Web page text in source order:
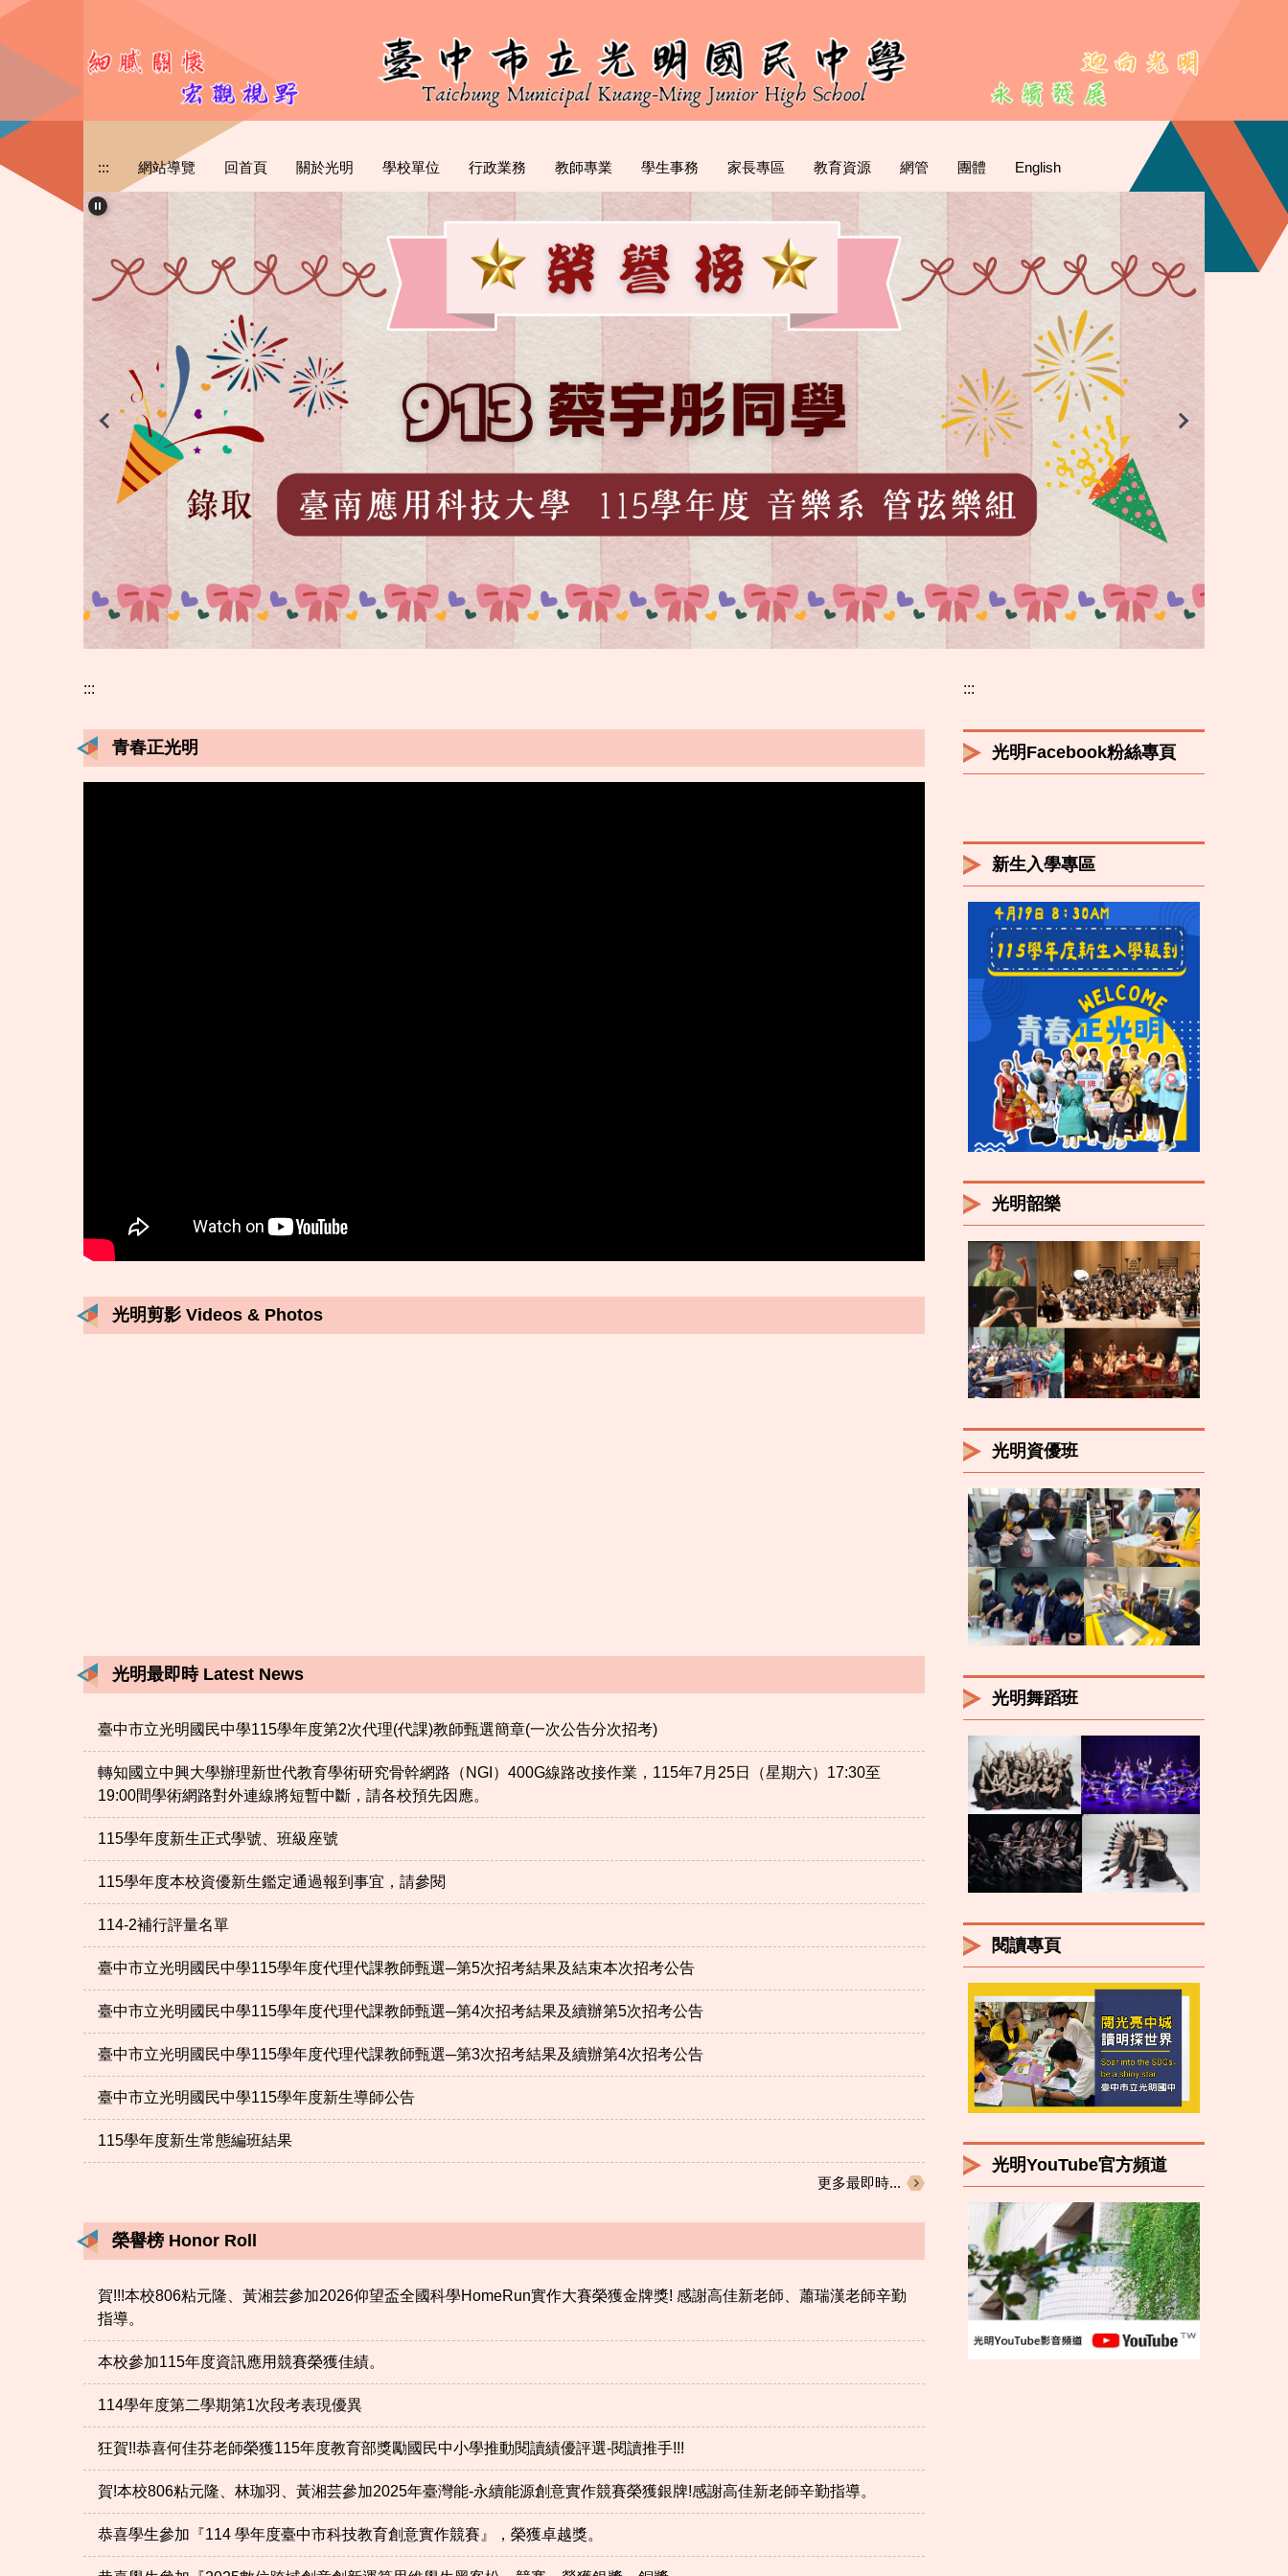
跳
主
容
:::
網站導覽 回首頁 關於光明 學校單位 行政業務 教師專業 學生事務 家長專區 教育資源 網管 團體 English
913蔡同學錄取國立臺
:::
青春正光明
光明剪影 Videos & Photos
光明最即時 Latest News
臺中市立光明國民中學115學年度第2次代理(代課)教師甄選簡章(一次公告分次招考)
轉知國立中興大學辦理新世代教育學術研究骨幹網路（NGI）400G線路改接作業，115年7月25日（星期六）17:30至
19:00間學術網路對外連線將短暫中斷，請各校預先因應。
115學年度新生正式學號、班級座號
115學年度本校資優新生鑑定通過報到事宜，請參閱
114-2補行評量名單
臺中市立光明國民中學115學年度代理代課教師甄選─第5次招考結果及結束本次招考公告
臺中市立光明國民中學115學年度代理代課教師甄選─第4次招考結果及續辦第5次招考公告
臺中市立光明國民中學115學年度代理代課教師甄選─第3次招考結果及續辦第4次招考公告
臺中市立光明國民中學115學年度新生導師公告
115學年度新生常態編班結果
更多最即時...
榮譽榜 Honor Roll
賀!!!本校806粘元隆、黃湘芸參加2026仰望盃全國科學HomeRun實作大賽榮獲金牌獎! 感謝高佳新老師、蕭瑞漢老師辛勤
指導。
本校參加115年度資訊應用競賽榮獲佳績。
114學年度第二學期第1次段考表現優異
狂賀!!恭喜何佳芬老師榮獲115年度教育部獎勵國民中小學推動閱讀績優評選-閱讀推手!!!
賀!本校806粘元隆、林珈羽、黃湘芸參加2025年臺灣能-永續能源創意實作競賽榮獲銀牌!感謝高佳新老師辛勤指導。
恭喜學生參加『114 學年度臺中市科技教育創意實作競賽』，榮獲卓越獎。
:::
光明Facebook粉絲專頁
新生入學專區
光明韶樂
光明資優班
光明舞蹈班
閱讀專頁
光明YouTube官方頻道